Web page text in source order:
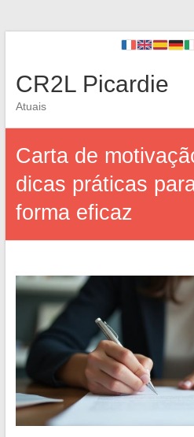
CR2L Picardie
Atuais
Carta de
dicas práticas
forma eficaz